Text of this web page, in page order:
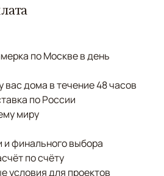
по Москве в день
вас дома в течение 48 часов
по России
миру
и финального выбора
по счёту
условия для проектов